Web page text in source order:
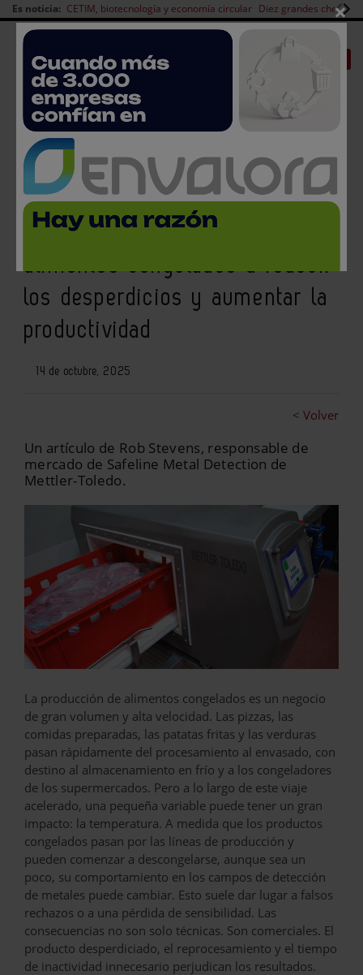
Es noticia: CETIM, biotecnología y economía circular Diez grandes chefs
Redes Sociales
Es noticia
| CANAL EMPLEO Login empresas Registro
Cómo ayuda la detección de
metales a los fabricantes de
alimentos congelados a reducir
los desperdicios y aumentar la
productividad
14 de octubre, 2025
< Volver
Un artículo de Rob Stevens, responsable de
mercado de Safeline Metal Detection de
Mettler-Toledo.
La producción de alimentos congelados es un negocio
de gran volumen y alta velocidad. Las pizzas, las
comidas preparadas, las patatas fritas y las verduras
pasan rápidamente del procesamiento al envasado, con
destino al almacenamiento en frío y a los congeladores
de los supermercados. Pero a lo largo de este viaje
acelerado, una pequeña variable puede tener un gran
impacto: la temperatura. A medida que los productos
congelados pasan por las líneas de producción y
pueden comenzar a descongelarse, aunque sea un
poco, su comportamiento en los campos de detección
de metales puede cambiar. Esto suele dar lugar a falsos
rechazos o a una pérdida de sensibilidad. Las
consecuencias no son solo técnicas. Son comerciales. El
producto desperdiciado, el reprocesamiento y el tiempo
de inactividad innecesario perjudican los resultados.
×